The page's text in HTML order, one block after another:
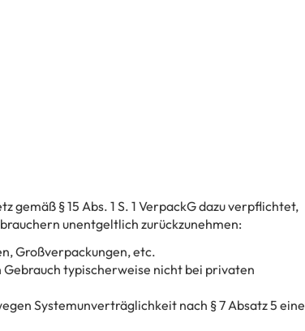
gemäß § 15 Abs. 1 S. 1 VerpackG dazu verpflichtet,
unentgeltlich zurückzunehmen:
Großverpackungen, etc.
typischerweise nicht bei privaten
Systemunverträglichkeit nach § 7 Absatz 5 eine